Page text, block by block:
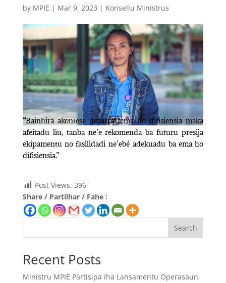
by MPIE | Mar 9, 2023 | Konsellu Ministrus
“Bainhira akontese dezastre ema ho difisiensia maka
afeitadu liu, tanba ne’e rekomenda ba futuru presija
ekipamentu no fasilidadi ne’ebé adekuadu ba ema ho
difisiensia.”
Post Views: 396
Share / Partilhar / Fahe :
Search
Recent Posts
Ministru MPIE Partisipa iha Lansamentu Operasaun